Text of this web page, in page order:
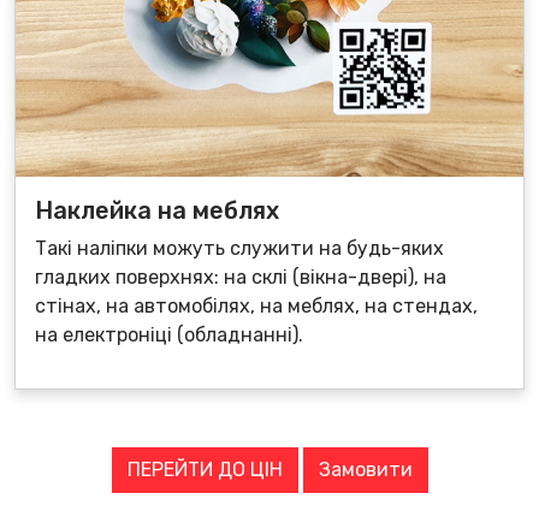
Наклейка на меблях
Такі наліпки можуть служити на будь-яких
гладких поверхнях: на склі (вікна-двері), на
стінах, на автомобілях, на меблях, на стендах,
на електроніці (обладнанні).
ПЕРЕЙТИ ДО ЦІН Замовити